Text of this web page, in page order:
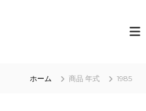
ホーム 商品 年式 1985